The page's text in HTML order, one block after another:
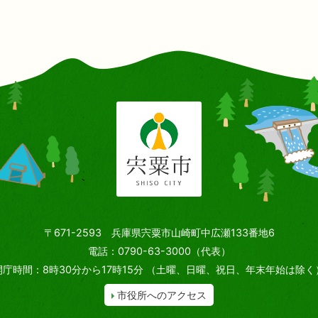
〒671-2593 兵庫県宍粟市山崎町中広瀬133番地6
電話：0790-63-3000（代表）
庁時間：8時30分から17時15分
（土曜、日曜、祝日、年末年始は除く
市役所へのアクセス